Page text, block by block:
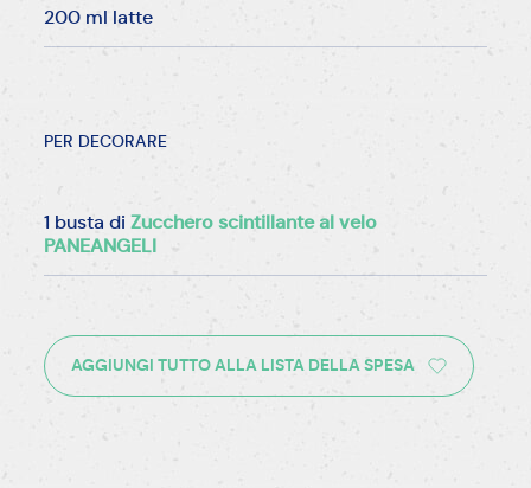
200 ml latte
PER DECORARE
1 busta diZucchero scintillante al velo
PANEANGELI
AGGIUNGI TUTTO ALLA LISTA DELLA SPESA